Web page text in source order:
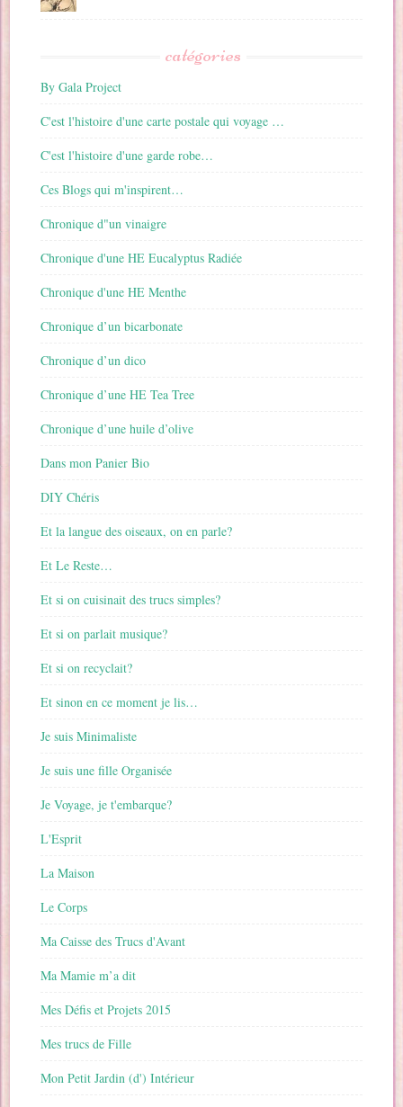
catégories
By Gala Project
C'est l'histoire d'une carte postale qui voyage …
C'est l'histoire d'une garde robe…
Ces Blogs qui m'inspirent…
Chronique d"un vinaigre
Chronique d'une HE Eucalyptus Radiée
Chronique d'une HE Menthe
Chronique d’un bicarbonate
Chronique d’un dico
Chronique d’une HE Tea Tree
Chronique d’une huile d’olive
Dans mon Panier Bio
DIY Chéris
Et la langue des oiseaux, on en parle?
Et Le Reste…
Et si on cuisinait des trucs simples?
Et si on parlait musique?
Et si on recyclait?
Et sinon en ce moment je lis…
Je suis Minimaliste
Je suis une fille Organisée
Je Voyage, je t'embarque?
L'Esprit
La Maison
Le Corps
Ma Caisse des Trucs d'Avant
Ma Mamie m’a dit
Mes Défis et Projets 2015
Mes trucs de Fille
Mon Petit Jardin (d') Intérieur